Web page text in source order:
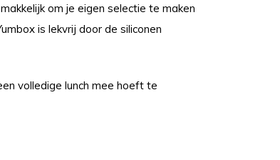
om je eigen selectie te maken
is lekvrij door de siliconen
volledige lunch mee hoeft te